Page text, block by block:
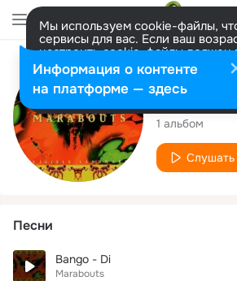
Мы используем cookie-файлы,
сервисы для вас. Если ваш
настроить cookie-файлы должен
представитель. Больше
Разрешить все Настроить
1 альбом
Слушать
Песни
Bango - Di
Marabouts
Информация о контенте
на платформе — здесь